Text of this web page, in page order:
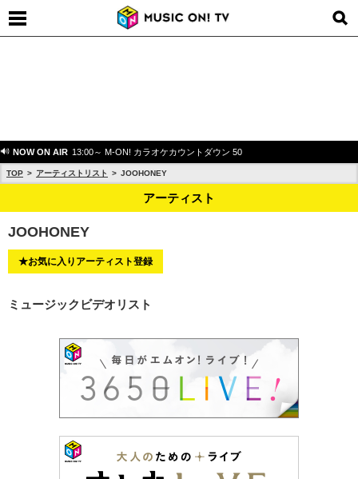
NOW ON AIR 13:00～ M-ON! カラオケカウントダウン 50
TOP アーティストリスト JOOHONEY
アーティスト
JOOHONEY
★お気に入りアーティスト登録
ミュージックビデオリスト